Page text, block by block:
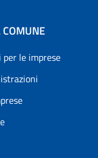
COMUNE
le imprese